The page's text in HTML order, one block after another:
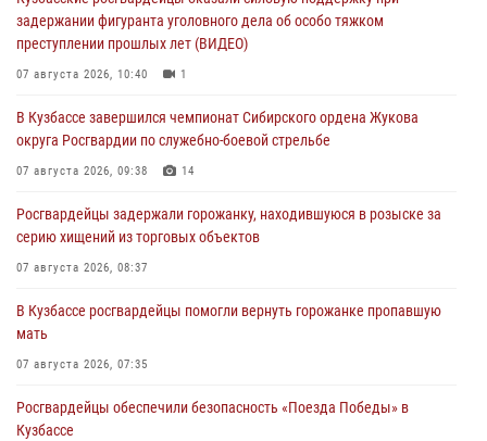
задержании фигуранта уголовного дела об особо тяжком
преступлении прошлых лет (ВИДЕО)
07 августа 2026, 10:40 1
В Кузбассе завершился чемпионат Сибирского ордена Жукова
округа Росгвардии по служебно-боевой стрельбе
07 августа 2026, 09:38 14
Росгвардейцы задержали горожанку, находившуюся в розыске за
серию хищений из торговых объектов
07 августа 2026, 08:37
В Кузбассе росгвардейцы помогли вернуть горожанке пропавшую
мать
07 августа 2026, 07:35
Росгвардейцы обеспечили безопасность «Поезда Победы» в
Кузбассе